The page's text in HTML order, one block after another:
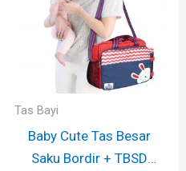
Tas Bayi
Baby Cute Tas Besar
Saku Bordir + TBSD